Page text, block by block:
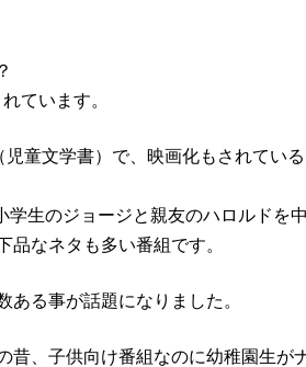
ています。
童文学書）で、映画化もされてい
生のジョージと親友のハロルドを
なネタも多い番組です。
る事が話題になりました。
、子供向け番組なのに幼稚園生が